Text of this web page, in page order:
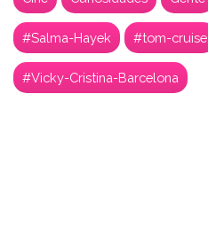
#Salma-Hayek #tom-cruise
#Vicky-Cristina-Barcelona